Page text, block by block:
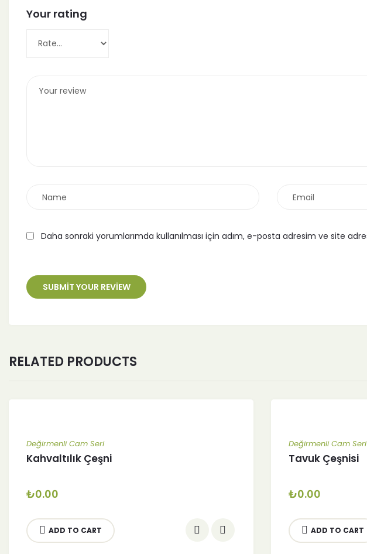
Your rating
Daha sonraki yorumlarımda kullanılması için adım, e-posta adresim ve site
RELATED PRODUCTS
Değirmenli Cam Seri
Kahvaltılık Çeşni
₺0.00
ADD TO CART
Değirmenli Cam Seri
Tavuk Çeşnisi
₺0.00
ADD TO CART